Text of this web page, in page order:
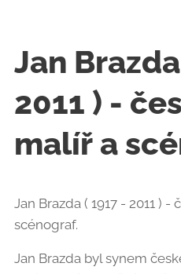
Jan
2011 ) -
malíř a
Jan Brazda ( 1917 - 2011 )
scénograf.
Jan Brazda byl synem